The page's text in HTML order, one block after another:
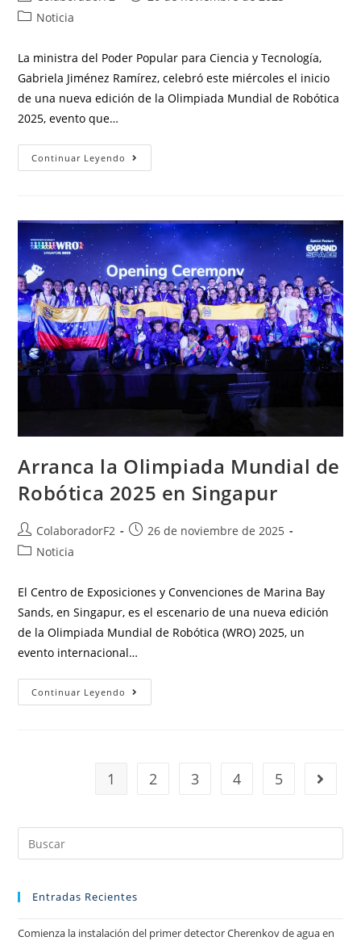
Noticia
La ministra del Poder Popular para Ciencia y Tecnología,
Gabriela Jiménez Ramírez, celebró este miércoles el inicio
de una nueva edición de la Olimpiada Mundial de Robótica
2025, evento que…
Continuar Leyendo
Arranca la Olimpiada Mundial de
Robótica 2025 en Singapur
ColaboradorF2
26 de noviembre de 2025
Noticia
El Centro de Exposiciones y Convenciones de Marina Bay
Sands, en Singapur, es el escenario de una nueva edición
de la Olimpiada Mundial de Robótica (WRO) 2025, un
evento internacional…
Continuar Leyendo
1 2 3 4 5
Entradas Recientes
Comienza la instalación del primer detector Cherenkov de agua en